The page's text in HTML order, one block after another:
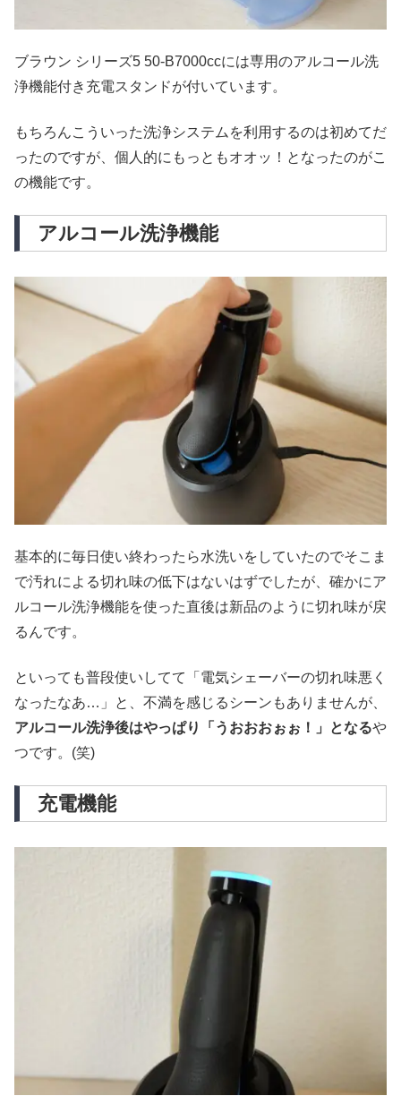
ブラウン シリーズ5 50-B7000ccには専用のアルコール洗
浄機能付き充電スタンドが付いています。
もちろんこういった洗浄システムを利用するのは初めてだ
ったのですが、個人的にもっともオオッ！となったのがこ
の機能です。
アルコール洗浄機能
基本的に毎日使い終わったら水洗いをしていたのでそこま
で汚れによる切れ味の低下はないはずでしたが、確かにア
ルコール洗浄機能を使った直後は新品のように切れ味が戻
るんです。
といっても普段使いしてて「電気シェーバーの切れ味悪く
なったなあ…」と、不満を感じるシーンもありませんが、
アルコール洗浄後はやっぱり「うおおおぉぉ！」となるや
つです。(笑)
充電機能